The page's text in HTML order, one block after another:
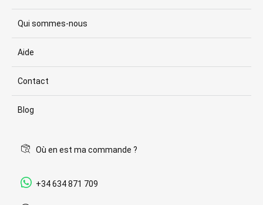
Qui sommes-nous
Aide
Contact
Blog
Où en est ma commande ?
+34 634 871 709